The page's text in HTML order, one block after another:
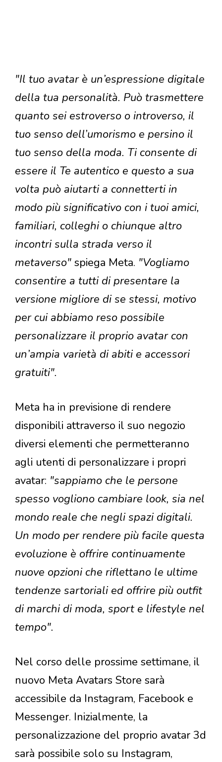
"Il tuo avatar è un’espressione digitale
della tua personalità. Può trasmettere
quanto sei estroverso o introverso, il
tuo senso dell’umorismo e persino il
tuo senso della moda. Ti consente di
essere il Te autentico e questo a sua
volta può aiutarti a connetterti in
modo più significativo con i tuoi amici,
familiari, colleghi o chiunque altro
incontri sulla strada verso il
metaverso" spiega Meta. "Vogliamo
consentire a tutti di presentare la
versione migliore di se stessi, motivo
per cui abbiamo reso possibile
personalizzare il proprio avatar con
un’ampia varietà di abiti e accessori
gratuiti".
Meta ha in previsione di rendere
disponibili attraverso il suo negozio
diversi elementi che permetteranno
agli utenti di personalizzare i propri
avatar: "sappiamo che le persone
spesso vogliono cambiare look, sia nel
mondo reale che negli spazi digitali.
Un modo per rendere più facile questa
evoluzione è offrire continuamente
nuove opzioni che riflettano le ultime
tendenze sartoriali ed offrire più outfit
di marchi di moda, sport e lifestyle nel
tempo".
Nel corso delle prossime settimane, il
nuovo Meta Avatars Store sarà
accessibile da Instagram, Facebook e
Messenger. Inizialmente, la
personalizzazione del proprio avatar 3d
sarà possibile solo su Instagram,